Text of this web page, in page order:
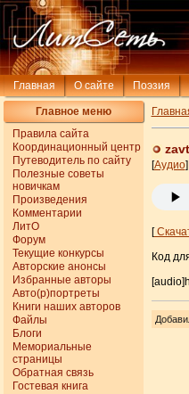
Главная О сайте Поэзия
Главное меню
Правила сайта
Координационный центр
Путеводитель по сайту
Полезные советы
новичкам
Произведения
Комментарии
ЛитО
Форум
Текущие конкурсы
Авторские анонсы
Избранные авторы
Авто(р)портреты
Книги наших авторов
Файлы
Блоги
Мемориальные
страницы
Обратная связь
Гостевая книга
[Аудио]
[
Код